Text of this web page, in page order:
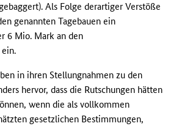
Als Folge derartiger Verstöße
genannten Tagebauen ein
6 Mio. Mark an den
in ihren Stellungnahmen zu den
hervor, dass die Rutschungen hätten
wenn die als vollkommen
gesetzlichen Bestimmungen,